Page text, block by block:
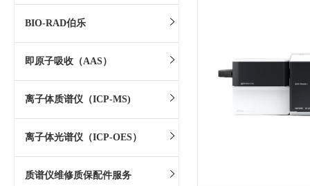
BIO-RAD伯乐
即原子吸收（AAS）
离子体质谱仪（ICP-MS)
离子体光谱仪（ICP-OES）
质谱仪维修质保配件服务